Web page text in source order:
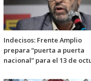
Indecisos: Frente Amplio
prepara “puerta a puerta
nacional” para el 13 de